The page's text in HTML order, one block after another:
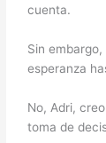
cuenta.
Sin
esperanza
No, Adri,
toma de